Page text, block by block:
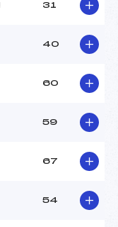
31
40
60
59
67
54